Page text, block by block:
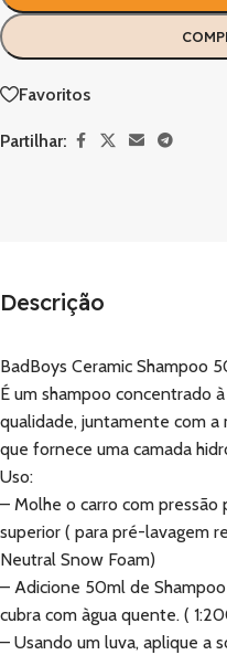
Favoritos
Partilhar:
Descrição
BadBoys Ceramic Shampoo
É um shampoo concentrado
qualidade, juntamente com a
que fornece uma camada
Uso:
– Molhe o carro com pressão
superior ( para pré-lavagem
Neutral Snow Foam)
– Adicione 50ml de
cubra com àgua quente. (
– Usando um luva, aplique a